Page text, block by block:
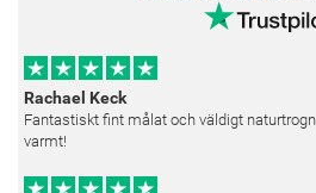
Rachael Keck
Fantastiskt fint målat och väldigt
varmt!